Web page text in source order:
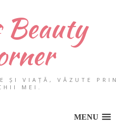
Beauty
ȘI VIAȚĂ, VĂZUTE PRIN
MEI.
MENU